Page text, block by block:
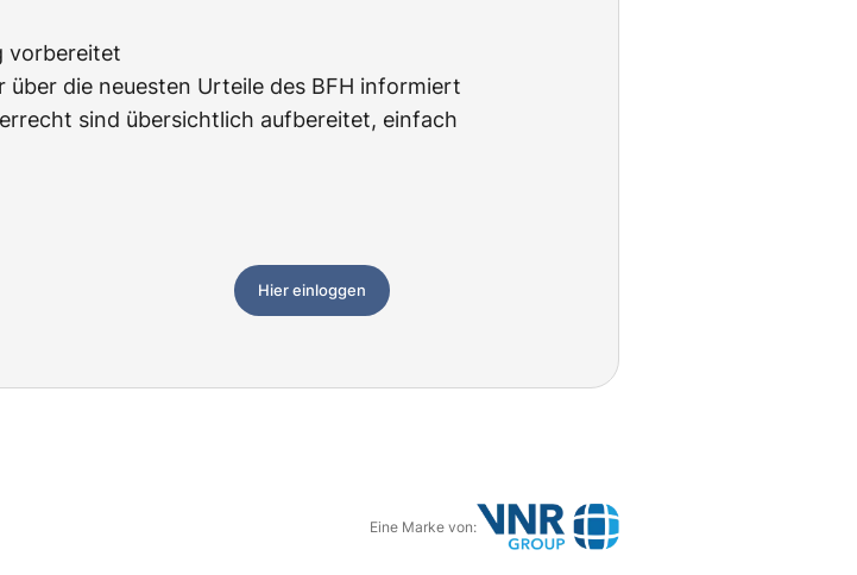
vorbereitet
die neuesten Urteile des BFH informiert
sind übersichtlich aufbereitet, einfach
Hier einloggen
Eine Marke von: